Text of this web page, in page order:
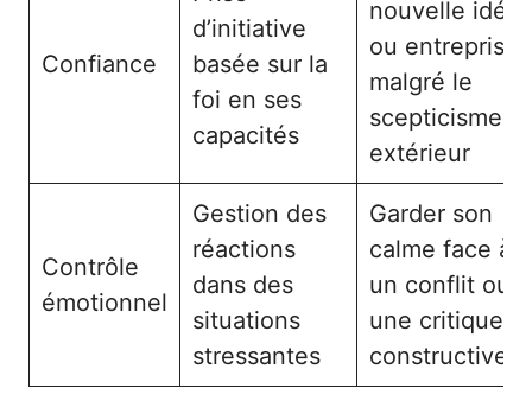
Confiance
d’initiative
basée sur la
foi en ses
capacités
nouvelle idée
ou entreprise
malgré le
scepticisme
extérieur
Contrôle
émotionnel
Gestion des
réactions
dans des
situations
stressantes
Garder son
calme face à
un conflit ou
une critique
constructive